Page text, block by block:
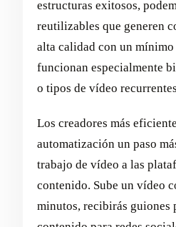
estructuras exitosos,
reutilizables que generen
alta calidad con un
funcionan especialmente
o tipos de vídeo
Los creadores más
automatización un paso
trabajo de vídeo a las
contenido. Sube un vídeo
minutos, recibirás guiones